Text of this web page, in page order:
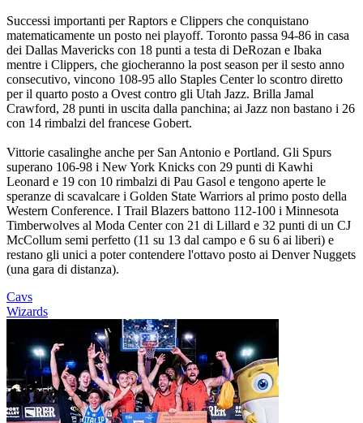
Successi importanti per Raptors e Clippers che conquistano
matematicamente un posto nei playoff. Toronto passa 94-86 in casa
dei Dallas Mavericks con 18 punti a testa di DeRozan e Ibaka
mentre i Clippers, che giocheranno la post season per il sesto anno
consecutivo, vincono 108-95 allo Staples Center lo scontro diretto
per il quarto posto a Ovest contro gli Utah Jazz. Brilla Jamal
Crawford, 28 punti in uscita dalla panchina; ai Jazz non bastano i 26
con 14 rimbalzi del francese Gobert.
Vittorie casalinghe anche per San Antonio e Portland. Gli Spurs
superano 106-98 i New York Knicks con 29 punti di Kawhi
Leonard e 19 con 10 rimbalzi di Pau Gasol e tengono aperte le
speranze di scavalcare i Golden State Warriors al primo posto della
Western Conference. I Trail Blazers battono 112-100 i Minnesota
Timberwolves al Moda Center con 21 di Lillard e 32 punti di un CJ
McCollum semi perfetto (11 su 13 dal campo e 6 su 6 ai liberi) e
restano gli unici a poter contendere l'ottavo posto ai Denver Nuggets
(una gara di distanza).
Cavs
Wizards